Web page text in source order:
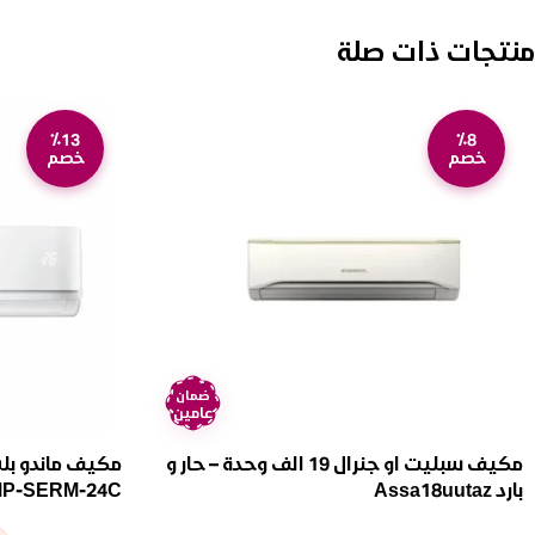
منتجات ذات صلة
٪8
خصم
ضمان
عامين
مكيف سبليت او جنرال 19 الف وحدة – حار و
بارد Assa18uutaz
٪13
خصم
SERM-24C